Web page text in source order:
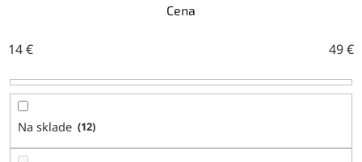
e
r
o
k
Cena
14€ 49€
Na sklade 12